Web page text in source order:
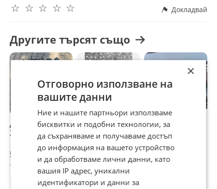
☆
☆
☆
☆
☆ Докладвай
Другите търсят също
Двигател OM646
2.2 CDI
5,62 €
10,99 лв
. капак семеринг
колянов вал
Mercedes W906
OM646
6 €
15лв. ДЯСНО
ОГЛЕДАЛО!
6 €
11,73 лв
×
Отговорно използване на
вашите данни
Ние и нашите партньори използваме
бисквитки и подобни технологии, за
да съхраняваме и получаваме достъп
до информация на вашето устройство
и да обработваме лични данни, като
вашия IP адрес, уникални
идентификатори и данни за